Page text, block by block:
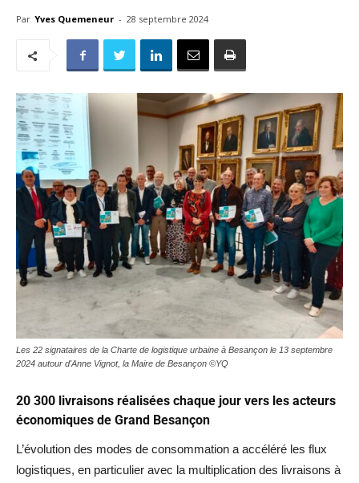
Par Yves Quemeneur - 28 septembre 2024
Les 22 signataires de la Charte de logistique urbaine à Besançon le 13 septembre
2024 autour d'Anne Vignot, la Maire de Besançon ©YQ
20 300 livraisons réalisées chaque jour vers les acteurs
économiques de Grand Besançon
L’évolution des modes de consommation a accéléré les flux
logistiques, en particulier avec la multiplication des livraisons à